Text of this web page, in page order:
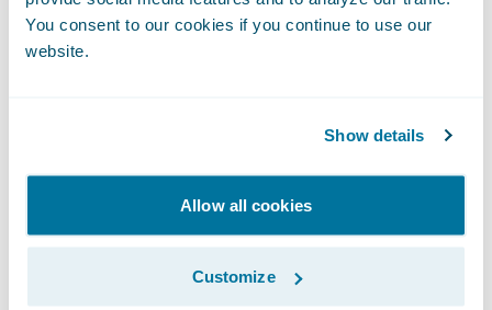
You consent to our cookies if you continue to use our
website.
Show details
Allow all cookies
Customize
Versicherungsmarkt investiert und bietet
Versicherern ein Höchstmaß an
Managing Director - EMEA, von Guidewire.
enger Zusammenarbeit mit den deutschen
Kunden, die über eine sehr aktive lokale
Produktstrategie und Roadmap von